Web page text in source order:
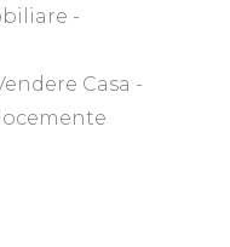
Casa